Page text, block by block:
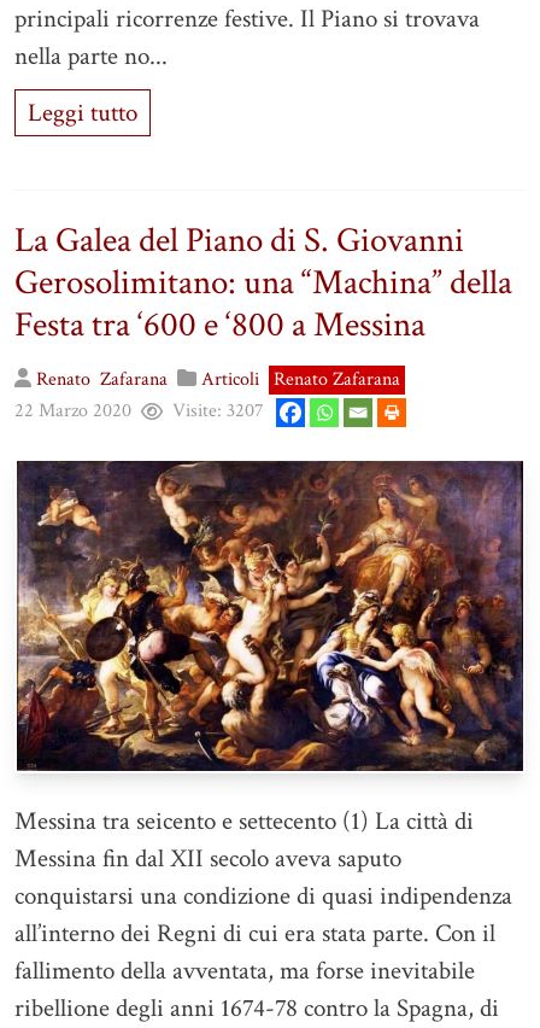
principali ricorrenze festive. Il Piano si trovava
nella parte no...
Leggi tutto
La Galea del Piano di S. Giovanni
Gerosolimitano: una “Machina” della
Festa tra ‘600 e ‘800 a Messina
Renato Zafarana Articoli Renato Zafarana
22 Marzo 2020
Visite: 3207
Messina tra seicento e settecento (1) La città di
Messina fin dal XII secolo aveva saputo
conquistarsi una condizione di quasi indipendenza
all’interno dei Regni di cui era stata parte. Con il
fallimento della avventata, ma forse inevitabile
ribellione degli anni 1674-78 contro la Spagna, di